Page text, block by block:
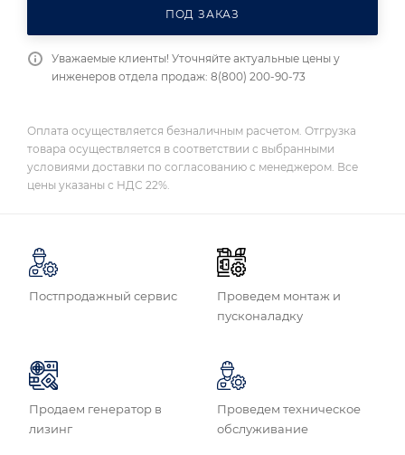
ПОД ЗАКАЗ
Уважаемые клиенты! Уточняйте актуальные цены у
инженеров отдела продаж: 8(800) 200-90-73
Оплата осуществляется безналичным расчетом. Отгрузка
товара осуществляется в соответствии с выбранными
условиями доставки по согласованию с менеджером. Все
цены указаны с НДС 22%.
Постпродажный сервис
Проведем монтаж и
пусконаладку
Продаем генератор в
лизинг
Проведем техническое
обслуживание